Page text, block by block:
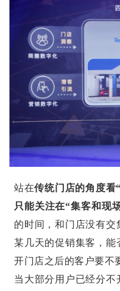
站在传统门店的角度看
只能关注在“集客和现
的时间，和门店没有交
某几天的促销集客，能
开门店之后的客户要不
当大部分用户已经分